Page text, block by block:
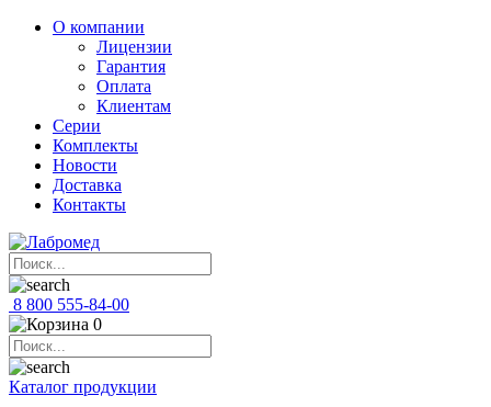
О компании
Лицензии
Гарантия
Оплата
Клиентам
Серии
Комплекты
Новости
Доставка
Контакты
8 800 555-84-00
0
Каталог продукции